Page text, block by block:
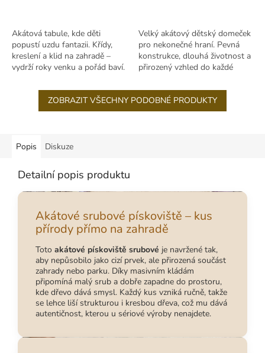
Akátová tabule, kde děti
popustí uzdu fantazii. Křídy,
kreslení a klid na zahradě –
vydrží roky venku a pořád baví.
Velký akátový dětský domeček
pro nekonečné hraní. Pevná
konstrukce, dlouhá životnost a
přirozený vzhled do každé
ZOBRAZIT VŠECHNY PODOBNÉ PRODUKTY
Popis Diskuze
Detailní popis produktu
Akátové srubové pískoviště – kus
přírody přímo na zahradě
Toto akátové pískoviště srubové je navržené tak,
aby nepůsobilo jako cizí prvek, ale přirozená součást
zahrady nebo parku. Díky masivním kládám
připomíná malý srub a dobře zapadne do prostoru,
kde dřevo dává smysl. Každý kus vzniká ručně, takže
se lehce liší strukturou i kresbou dřeva, což mu dává
autentičnost, kterou u sériové výroby nenajdete.